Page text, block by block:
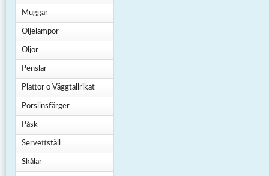
Muggar
Oljelampor
Oljor
Penslar
Plattor o Väggtallrikat
Porslinsfärger
Påsk
Servettställ
Skålar